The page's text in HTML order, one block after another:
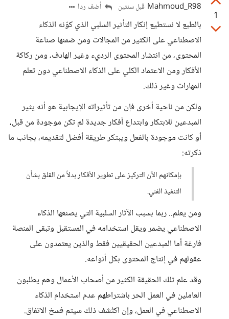
1
Mahmoud_R98 قبل سنتين أضف ردا
بالطبع لا نستطيع إنكار التأثير السلبي الذي كوّنه الذكاء
الاصطناعي على الكثير من المجالات ومن ضمنها صناعة
المحتوى، من انتشار المحتوى الرديء وغير الهادف، ومن ركاكة
الأفكار ومن الاعتماد الكلي على الذكاء الاصطناعي دون تعلم
المهارات وغير ذلك.
ولكن من ناحية أخرى فإن من تأثيراته الإيجابية هو أنه يثير
المبدعين للابتكار وابتداع أفكار جديدة لم تكن موجودة من قبل،
أو كانت موجودة بالفعل ويبتكر طريقة أفضل لتقديمه، بجانب ما
ذكرته:
بإمكانهم الآن التركيز على تطوير الأفكار بدلاً من القلق بشأن
التنفيذ الفني.
ومن يعلم.. ربما بسبب الآثار السلبية التي يصنعها الذكاء
الاصطناعي يضمر ويقل استخدامه في المستقبل وتبقى المنصة
فارغة أما المبدعين الحقيقيين فقط والذين يعتمدون على
عقولهم في إنتاج المحتوى بكل أنواعه.
وقد علم تلك الحقيقة الكثير من أصحاب الأعمال وهم يطلبون
العاملين في العمل الحر باشتراطهم عدم استخدام الذكاء
الاصطناعي في العمل، وإن اكتُشف ذلك سيتم فسخ الاتفاق.